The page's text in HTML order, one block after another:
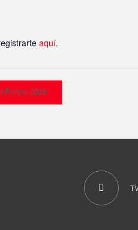
aquí.
Fresno 2026